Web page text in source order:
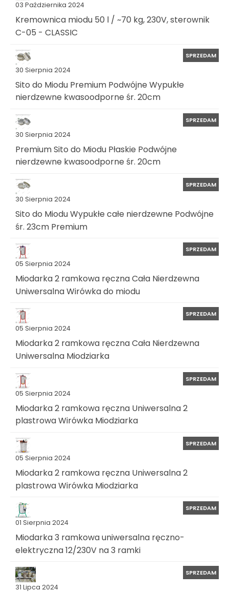
03 Października 2024
Kremownica miodu 50 l / ~70 kg, 230V, sterownik
C-05 - CLASSIC
30 Sierpnia 2024
SPRZEDAM
Sito do Miodu Premium Podwójne Wypukłe
nierdzewne kwasoodporne śr. 20cm
30 Sierpnia 2024
SPRZEDAM
Premium Sito do Miodu Płaskie Podwójne
nierdzewne kwasoodporne śr. 20cm
30 Sierpnia 2024
SPRZEDAM
Sito do Miodu Wypukłe całe nierdzewne Podwójne
śr. 23cm Premium
05 Sierpnia 2024
SPRZEDAM
Miodarka 2 ramkowa ręczna Cała Nierdzewna
Uniwersalna Wirówka do miodu
05 Sierpnia 2024
SPRZEDAM
Miodarka 2 ramkowa ręczna Cała Nierdzewna
Uniwersalna Miodziarka
05 Sierpnia 2024
SPRZEDAM
Miodarka 2 ramkowa ręczna Uniwersalna 2
plastrowa Wirówka Miodziarka
05 Sierpnia 2024
SPRZEDAM
Miodarka 2 ramkowa ręczna Uniwersalna 2
plastrowa Wirówka Miodziarka
01 Sierpnia 2024
SPRZEDAM
Miodarka 3 ramkowa uniwersalna ręczno-
elektryczna 12/230V na 3 ramki
31 Lipca 2024
SPRZEDAM